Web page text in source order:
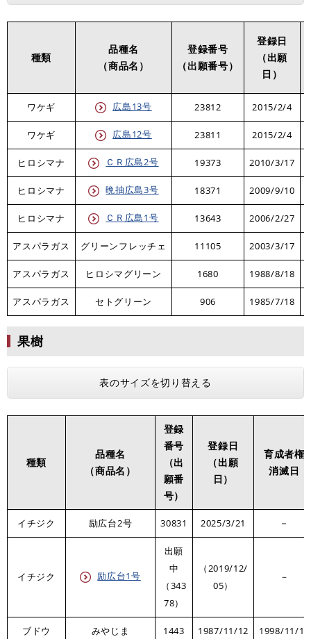
種類
品種名
（商品名）
登録番号
（出願番号）
登録日
（出願
日）
ワケギ 広島13号 23812 2015/2/4
ワケギ 広島12号 23811 2015/2/4
ヒロシマナ ＣＲ広島2号 19373 2010/3/17
ヒロシマナ 晩抽広島3号 18371 2009/9/10
ヒロシマナ ＣＲ広島1号 13643 2006/2/27
アスパラガス グリーンフレッチェ 11105 2003/3/17
アスパラガス ヒロシマグリーン 1680 1988/8/18
アスパラガス セトグリーン 906 1985/7/18
果樹
表のサイズを切り替える
種類
品種名
（商品名）
登録
番号
（出
願番
号）
登録日
（出願
日）
育成者権
消滅日
イチジク 励広台2号 30831 2025/3/21 －​
イチジク 励広台1号
出願
中
（343
78）
（2019/12/
05）
－
ブドウ みやじま 1443 1987/11/12 1998/11/13